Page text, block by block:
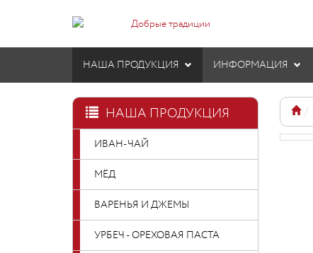
НАША ПРОДУКЦИЯ ИНФОРМАЦИЯ
НАША ПРОДУКЦИЯ
ИВАН-ЧАЙ
МЁД
ВАРЕНЬЯ И ДЖЕМЫ
УРБЕЧ - ОРЕХОВАЯ ПАСТА